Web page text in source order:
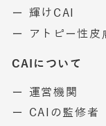
ー 輝けCAI
ー アトピー性皮
CAIについて
ー 運営機関
ー CAIの監修者